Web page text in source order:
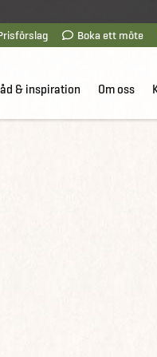
Boka ett möte
& inspiration Om oss